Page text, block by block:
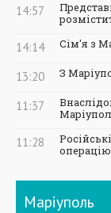
14:57
14:14 Сім'я з
13:20 З
11:37
11:28
Маріуполь